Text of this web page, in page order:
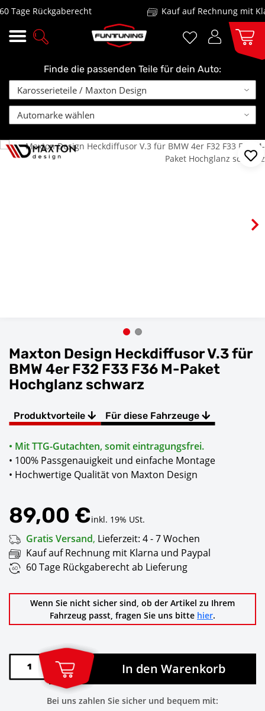
Rückgaberecht Kauf auf Rechnung mit
Finde die passenden Teile für dein Auto:
Maxton Design Heckdiffusor V.3 für
BMW 4er F32 F33 F36 M-Paket
Hochglanz schwarz
Produktvorteile Für diese Fahrzeuge
• Mit TTG-Gutachten, somit eintragungsfrei.
• 100% Passgenauigkeit und einfache Montage
• Hochwertige Qualität von Maxton Design
89,00 €inkl. 19% USt.
Gratis Versand, Lieferzeit: 4 - 7 Wochen
Kauf auf Rechnung mit Klarna und Paypal
60 Tage Rückgaberecht ab Lieferung
Wenn Sie nicht sicher sind, ob der Artikel zu Ihrem
Fahrzeug passt, fragen Sie uns bitte hier.
In den Warenkorb
Bei uns zahlen Sie sicher und bequem mit: